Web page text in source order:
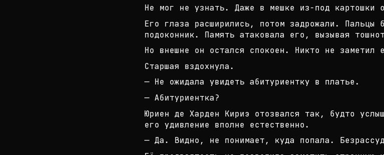
Не мог не узнать. Даже в мешке из-под картошки
Его глаза расширились, потом задрожали. Пальцы
подоконник. Память атаковала его, вызывая
Но внешне он остался спокоен. Никто не заметил
Старшая вздохнула.
— Не ожидала увидеть абитуриентку в платье.
— Абитуриентка?
Юриен де Харден Кириэ отозвался так, будто
его удивление вполне естественно.
— Да. Видно, не понимает, куда попала.